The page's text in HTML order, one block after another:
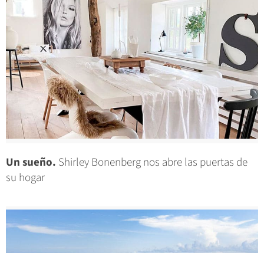
Un sueño. Shirley Bonenberg nos abre las puertas de
su hogar